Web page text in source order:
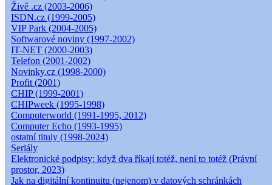
Živě .cz (2003-2006)
ISDN.cz (1999-2005)
VIP Park (2004-2005)
Softwarové noviny (1997-2002)
IT-NET (2000-2003)
Telefon (2001-2002)
Novinky.cz (1998-2000)
Profit (2001)
CHIP (1999-2001)
CHIPweek (1995-1998)
Computerworld (1991-1995, 2012)
Computer Echo (1993-1995)
ostatní tituly (1998-2024)
Seriály
Elektronické podpisy: když dva říkají totéž, není to totéž (Právní
prostor, 2023)
Jak na digitální kontinuitu (nejenom) v datových schránkách